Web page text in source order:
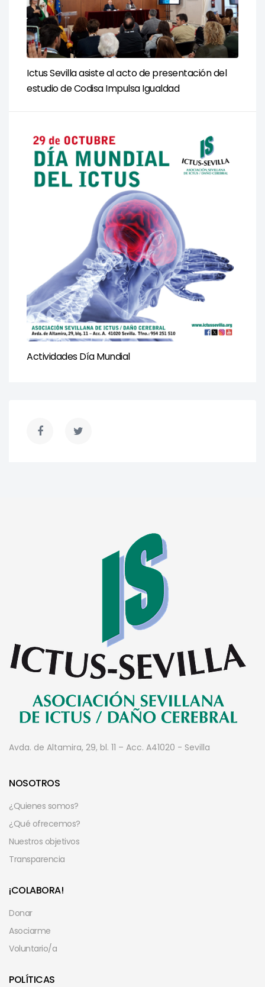
Ictus Sevilla asiste al acto de presentación del
estudio de Codisa Impulsa Igualdad
Actividades Día Mundial
Avda. de Altamira, 29, bl. 11 – Acc. A41020 - Sevilla
NOSOTROS
¿Quienes somos?
¿Qué ofrecemos?
Nuestros objetivos
Transparencia
¡COLABORA!
Donar
Asociarme
Voluntario/a
POLÍTICAS